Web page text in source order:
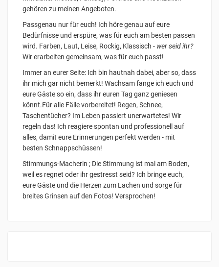
gehören zu meinen Angeboten.
Passgenau nur für euch! Ich höre genau auf eure
Bedürfnisse und erspüre, was für euch am besten passen
wird. Farben, Laut, Leise, Rockig, Klassisch - wer seid ihr?
Wir erarbeiten gemeinsam, was für euch passt!
Immer an eurer Seite: Ich bin hautnah dabei, aber so, dass
ihr mich gar nicht bemerkt! Wachsam fange ich euch und
eure Gäste so ein, dass ihr euren Tag ganz geniesen
könnt.Für alle Fälle vorbereitet! Regen, Schnee,
Taschentücher? Im Leben passiert unerwartetes! Wir
regeln das! Ich reagiere spontan und professionell auf
alles, damit eure Erinnerungen perfekt werden - mit
besten Schnappschüssen!
Stimmungs-Macherin ; Die Stimmung ist mal am Boden,
weil es regnet oder ihr gestresst seid? Ich bringe euch,
eure Gäste und die Herzen zum Lachen und sorge für
breites Grinsen auf den Fotos! Versprochen!